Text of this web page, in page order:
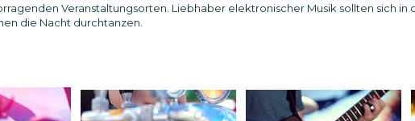
Veranstaltungsorten. Liebhaber elektronischer Musik sollten sich in
die Nacht durchtanzen.